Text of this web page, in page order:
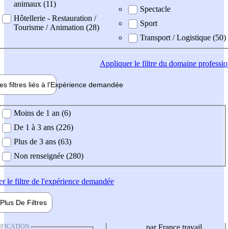
animaux (11)
Hôtellerie - Restauration /
Tourisme / Animation (28)
Spectacle
Sport
Transport / Logistique (50)
Appliquerle filtre du domaine
filtres liés à l'Expérience demandée
demandée
Moins de 1 an (6)
De 1 à 3 ans (226)
Plus de 3 ans (63)
Non renseignée (280)
le filtre de l'expérience demandée
Plus De Filtres